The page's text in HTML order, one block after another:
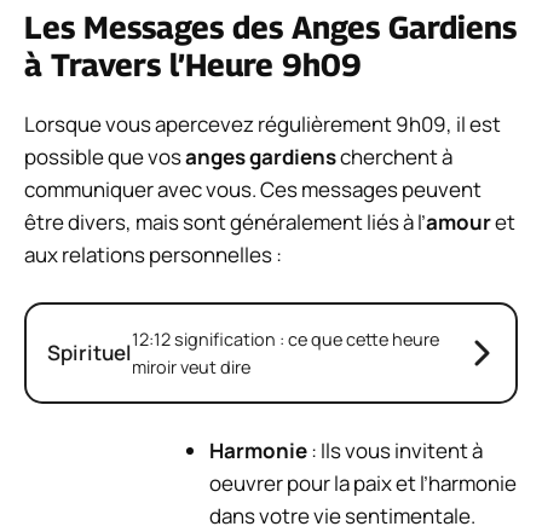
Les Messages des Anges Gardiens
à Travers l’Heure 9h09
Lorsque vous apercevez régulièrement 9h09, il est
possible que vosanges gardienscherchent à
communiquer avec vous. Ces messages peuvent
être divers, mais sont généralement liés à l’amouret
aux relations personnelles :
Spirituel12:12 signification : ce que cette heure
miroir veut dire
Harmonie: Ils vous invitent à
oeuvrer pour la paix et l’harmonie
dans votre vie sentimentale.